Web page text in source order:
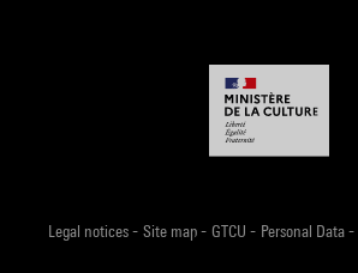
Legal notices- Site map- GTCU - Personal Data-